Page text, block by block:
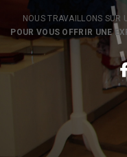
NOUS TRAVAILLONS SUR
POUR VOUS OFFRIR UNE